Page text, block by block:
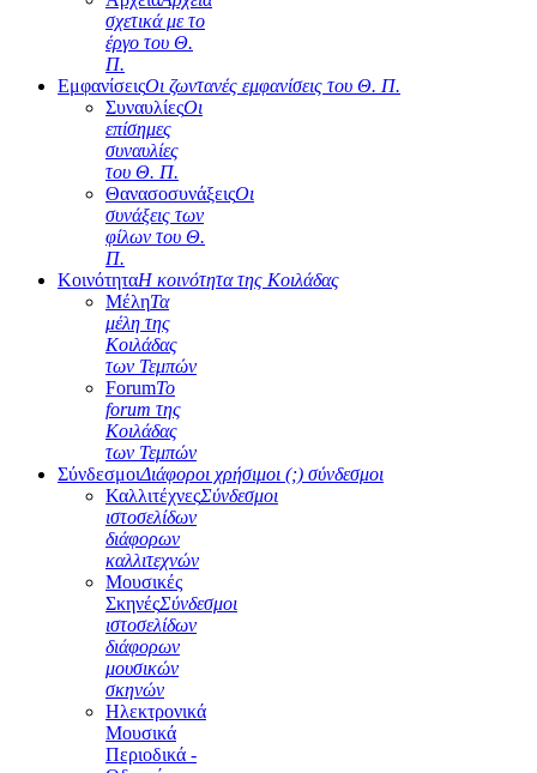
σχετικά με το
έργο του Θ.
Π.
ΕμφανίσειςΟι ζωντανές εμφανίσεις του Θ. Π.
ΣυναυλίεςΟι
επίσημες
συναυλίες
του Θ. Π.
ΘανασοσυνάξειςΟι
συνάξεις των
φίλων του Θ.
Π.
ΚοινότηταΗ κοινότητα της Κοιλάδας
ΜέληΤα
μέλη της
Κοιλάδας
των Τεμπών
ForumΤο
forum της
Κοιλάδας
των Τεμπών
ΣύνδεσμοιΔιάφοροι χρήσιμοι (;) σύνδεσμοι
ΚαλλιτέχνεςΣύνδεσμοι
ιστοσελίδων
διάφορων
καλλιτεχνών
Μουσικές
ΣκηνέςΣύνδεσμοι
ιστοσελίδων
διάφορων
μουσικών
σκηνών
Ηλεκτρονικά
Μουσικά
Περιοδικά -